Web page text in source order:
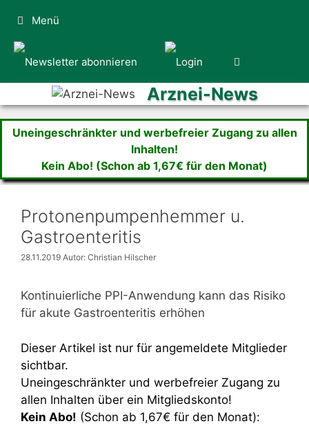
Inhalt
springen
Menü
Arznei-News
Uneingeschränkter und werbefreier Zugang zu allen
Inhalten!
Kein Abo! (Schon ab 1,67€ für den Monat)
Protonenpumpenhemmer u.
Gastroenteritis
28.11.2019 Autor: Christian Hilscher
Kontinuierliche PPI-Anwendung kann das Risiko
für akute Gastroenteritis erhöhen
Dieser Artikel ist nur für angemeldete Mitglieder
sichtbar.
Uneingeschränkter und werbefreier Zugang zu
allen Inhalten über ein Mitgliedskonto!
Kein Abo! (Schon ab 1,67€ für den Monat):